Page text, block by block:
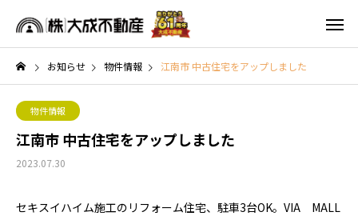
お知らせ 物件情報 江南市 中古住宅をアップしました
物件情報
江南市 中古住宅をアップしました
2023.07.30
セキスイハイム施工のリフォーム住宅、駐車3台OK。VIA MALL